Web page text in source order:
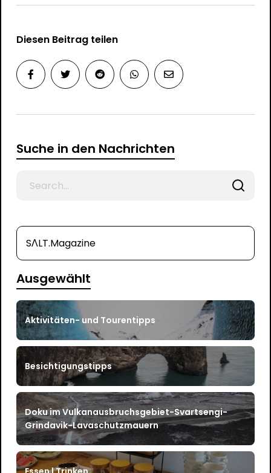
Diesen Beitrag teilen
Suche in den Nachrichten
SΛLT.Magazine
Ausgewählt
Aktivitäten- und Tourentipps
Besichtigungstipps
Doku im Vulkanausbruchsgebiet-Svartsengi-
Grindavik-Lavaschutzmauern